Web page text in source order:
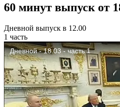
60 минут выпуск от
Дневной выпуск в 12.00
1 часть